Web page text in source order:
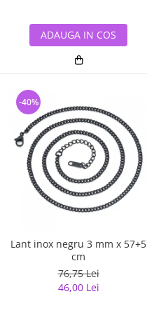
ADAUGA IN COS
Lant inox negru 3 mm x 57+5
cm
76,75 Lei
46,00 Lei
-40%